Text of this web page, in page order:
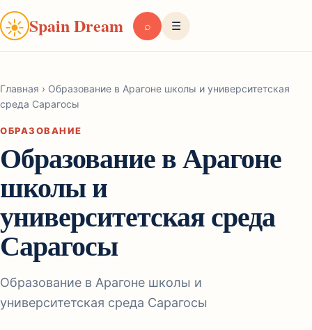
☀Spain Dream ⌕ ☰
Главная › Образование в Арагоне школы и университетская
среда Сарагосы
ОБРАЗОВАНИЕ
Образование в Арагоне
школы и
университетская среда
Сарагосы
Образование в Арагоне школы и
университетская среда Сарагосы